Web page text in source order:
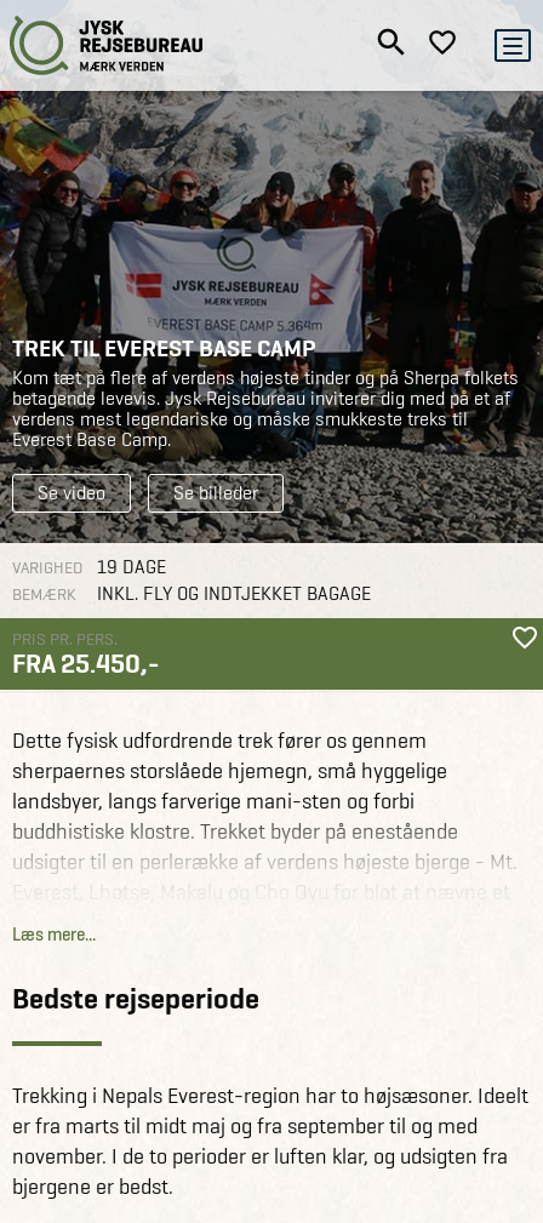
TREK TIL EVEREST BASE CAMP
Kom tæt på flere af verdens højeste tinder og på Sherpa folkets
betagende levevis. Jysk Rejsebureau inviterer dig med på et af
verdens mest legendariske og måske smukkeste treks til
Everest Base Camp.
Se video Se billeder
VARIGHED 19 DAGE
BEMÆRK INKL. FLY OG INDTJEKKET BAGAGE
PRIS PR. PERS.
FRA 25.450,-
Grupperejser Med dansk
rejseleder
Trek til Everest Base Camp med
dansk rejseleder
Dette fysisk udfordrende trek fører os gennem
sherpaernes storslåede hjemegn, små hyggelige
landsbyer, langs farverige mani-sten og forbi
buddhistiske klostre. Trekket byder på enestående
udsigter til en perlerække af verdens højeste bjerge - Mt.
Everest, Lhotse, Makalu og Cho Oyu for blot at nævne et
par stykker.
Her er tale om et af de allersmukkeste områder i Everest-
regionen med store gletsjere, grønne bjergsøer og
uforstyrret udsigt til en lang række Himalaya-giganter.
På turen bliver der selvfølgelig også tid til at opleve Nepals
hovedstad Kathmandu med de smalle stræder, historiske
templer, imponerende stupaer og livlige markeder.
Læs mere...
Bedste rejseperiode
Trekking i Nepals Everest-region har to højsæsoner. Ideelt
er fra marts til midt maj og fra september til og med
november. I de to perioder er luften klar, og udsigten fra
bjergene er bedst.